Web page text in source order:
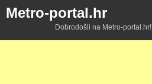
Metro-portal.hr
Dobrodošli na Metro-portal.hr!